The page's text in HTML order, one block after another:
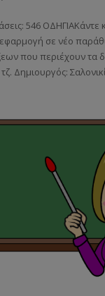
546 ΟΔΗΓΙΑΚάντε
εφαρμογή σε νέο
που περιέχουν
Δημιουργός: